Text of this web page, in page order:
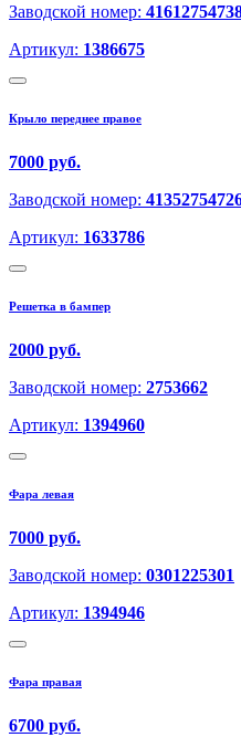
Заводской номер:
Артикул: 1386675
Крыло переднее правое
7000 руб.
Заводской номер:
Артикул: 1633786
Решетка в бампер
2000 руб.
Заводской номер: 2753662
Артикул: 1394960
Фара левая
7000 руб.
Заводской номер: 0301225301
Артикул: 1394946
Фара правая
6700 руб.